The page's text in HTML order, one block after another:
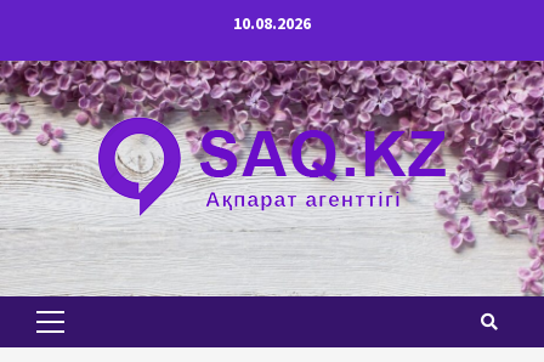
содержимому
10.08.2026
Основное